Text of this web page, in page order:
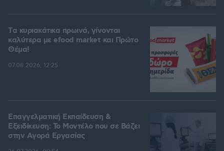
Tα κυριακάτικα πρωινά, γίνονται
καλύτερα με efood market και Πρώτο
Θέμα!
07.08.2026, 12:25
Επαγγελματική Εκπαίδευση &
Εξειδίκευση: Το Mοντέλο που σε Bάζει
στην Aγορά Eργασίας